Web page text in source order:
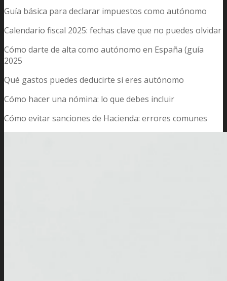
Guía básica para declarar impuestos como autónomo
Calendario fiscal 2025: fechas clave que no puedes olvidar
Cómo darte de alta como autónomo en España (guía
2025
Qué gastos puedes deducirte si eres autónomo
Cómo hacer una nómina: lo que debes incluir
Cómo evitar sanciones de Hacienda: errores comunes